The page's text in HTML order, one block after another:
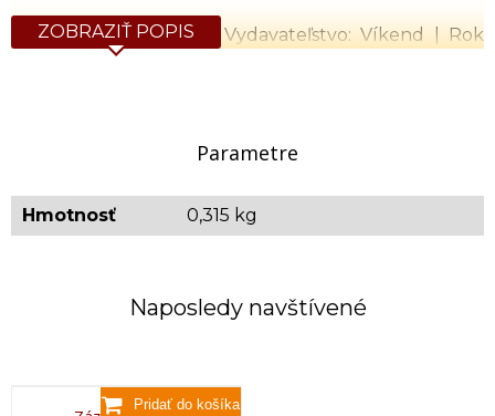
Autor: Armin Spürgin| Vydavateľstvo: Víkend | Rok
vydania: 2013
Orientačná hmotnosť: 0,315 kg
ZOBRAZIŤ POPIS
Parametre
Hmotnosť 0,315 kg
Naposledy navštívené